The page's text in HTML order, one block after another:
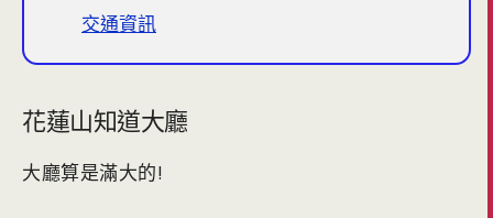
交通資訊
花蓮山知道大廳
大廳算是滿大的!